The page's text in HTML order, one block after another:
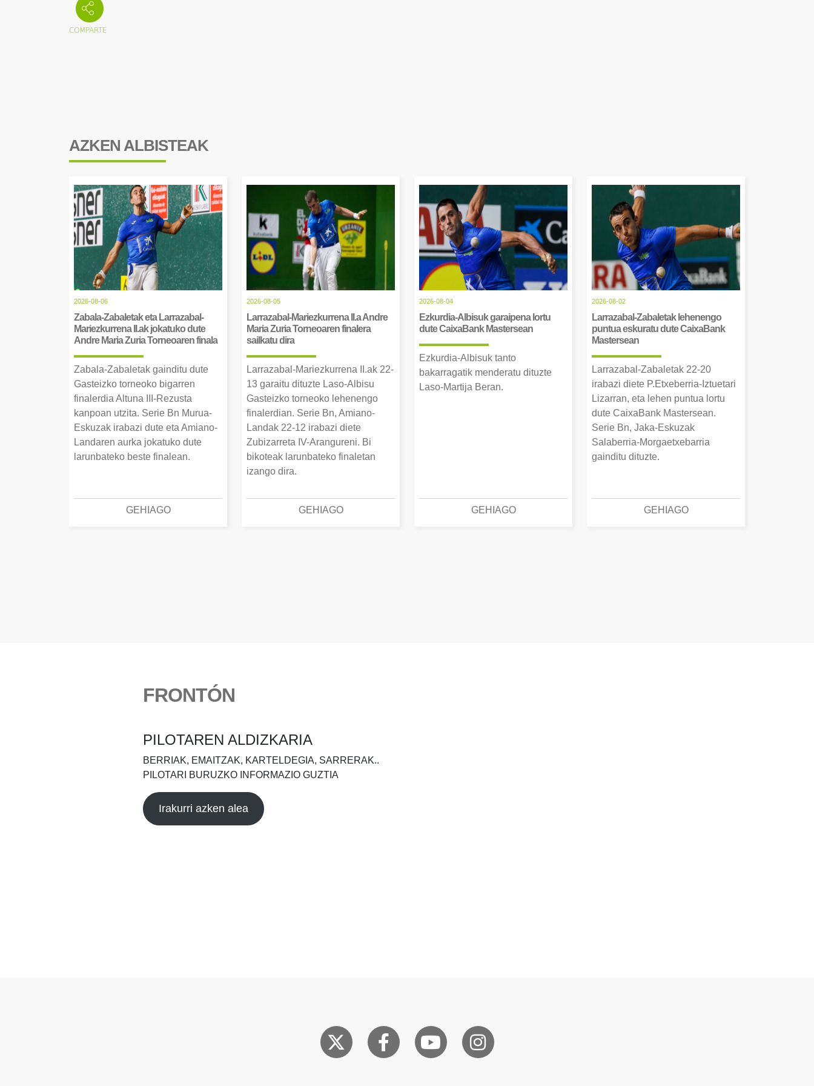
AZKEN ALBISTEAK
2026-08-06
Zabala-Zabaletak eta Larrazabal-
Mariezkurrena II.ak jokatuko dute
Andre Maria Zuria Torneoaren finala
Zabala-Zabaletak gainditu dute
Gasteizko torneoko bigarren
finalerdia Altuna III-Rezusta
kanpoan utzita. Serie Bn Murua-
Eskuzak irabazi dute eta Amiano-
Landaren aurka jokatuko dute
larunbateko beste finalean.
GEHIAGO
2026-08-05
Larrazabal-Mariezkurrena II.a Andre
Maria Zuria Torneoaren finalera
sailkatu dira
Larrazabal-Mariezkurrena II.ak 22-
13 garaitu dituzte Laso-Albisu
Gasteizko torneoko lehenengo
finalerdian. Serie Bn, Amiano-
Landak 22-12 irabazi diete
Zubizarreta IV-Arangureni. Bi
bikoteak larunbateko finaletan
izango dira.
GEHIAGO
2026-08-04
Ezkurdia-Albisuk garaipena lortu
dute CaixaBank Mastersean
Ezkurdia-Albisuk tanto
bakarragatik menderatu dituzte
Laso-Martija Beran.
GEHIAGO
2026-08-02
Larrazabal-Zabaletak lehenengo
puntua eskuratu dute CaixaBank
Mastersean
Larrazabal-Zabaletak 22-20
irabazi diete P.Etxeberria-Iztuetari
Lizarran, eta lehen puntua lortu
dute CaixaBank Mastersean.
Serie Bn, Jaka-Eskuzak
Salaberria-Morgaetxebarria
gainditu dituzte.
GEHIAGO
FRONTÓN
PILOTAREN ALDIZKARIA
BERRIAK, EMAITZAK, KARTELDEGIA, SARRERAK..
PILOTARI BURUZKO INFORMAZIO GUZTIA
Irakurri azken alea